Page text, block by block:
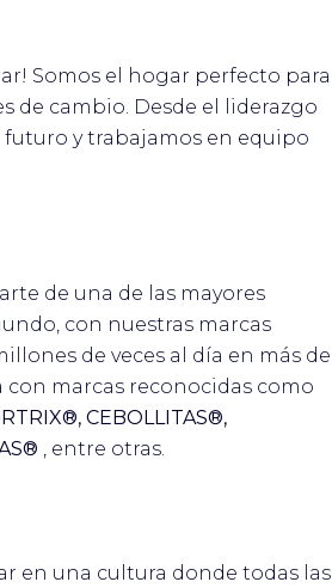
Somos el hogar perfecto para
de cambio. Desde el liderazgo
y trabajamos en equipo
de una de las mayores
con nuestras marcas
de veces al día en más de
con marcas reconocidas como
CEBOLLITAS®,
, entre otras.
en una cultura donde todas las